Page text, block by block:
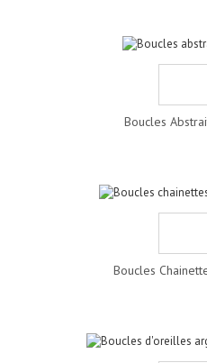
Boucles
Boucles